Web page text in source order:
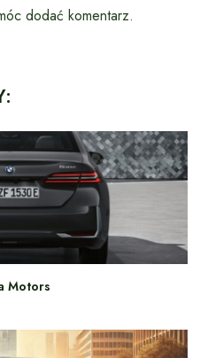
dodać komentarz.
Motors